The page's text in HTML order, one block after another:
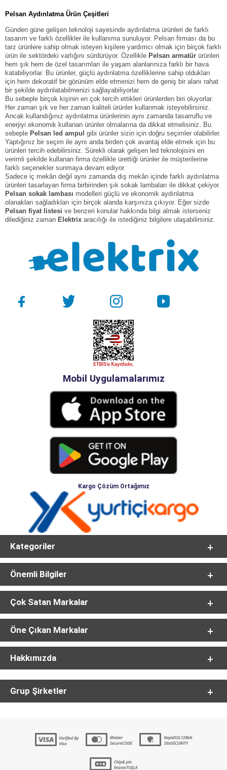
Pelsan Aydınlatma Ürün Çeşitleri
Günden güne gelişen teknoloji sayesinde aydınlatma ürünleri de farklı
tasarım ve farklı özellikler ile kullanıma sunuluyor. Pelsan firması da bu
tarz ürünlere sahip olmak isteyen kişilere yardımcı olmak için birçok farklı
ürün ile sektördeki varlığını sürdürüyor. Özellikle Pelsan armatür ürünleri
hem şık hem de özel tasarımları ile yaşam alanlarınıza farklı bir hava
katabiliyorlar. Bu ürünler, güçlü aydınlatma özelliklerine sahip oldukları
için hem dekoratif bir görünüm elde etmenizi hem de geniş bir alanı rahat
bir şekilde aydınlatabilmenizi sağlayabiliyorlar.
Bu sebeple birçok kişinin en çok tercih ettikleri ürünlerden biri oluyorlar.
Her zaman şık ve her zaman kaliteli ürünler kullanmak isteyebilirsiniz.
Ancak kullandığınız aydınlatma ürünlerinin aynı zamanda tasarruflu ve
enerjiyi ekonomik kullanan ürünler olmalarına da dikkat etmelisiniz. Bu
sebeple Pelsan led ampul gibi ürünler sizin için doğru seçimler olabilirler.
Yaptığınız bir seçim ile aynı anda birden çok avantaj elde etmek için bu
ürünleri tercih edebilirsiniz. Sürekli olarak gelişen led teknolojisini en
verimli şekilde kullanan firma özellikle ürettiği ürünler ile müşterilerine
farklı seçenekler sunmaya devam ediyor.
Sadece iç mekân değil aynı zamanda dış mekân içinde farklı aydınlatma
ürünleri tasarlayan firma birbirinden şık sokak lambaları ile dikkat çekiyor.
Pelsan sokak lambası modelleri güçlü ve ekonomik aydınlatma
olanakları sağladıkları için birçok alanda karşınıza çıkıyor. Eğer sizde
Pelsan fiyat listesi ve benzeri konular hakkında bilgi almak isterseniz
dilediğiniz zaman Elektrix aracılığı ile istediğiniz bilgilere ulaşabilirsiniz.
Mobil Uygulamalarımız
Kargo Çözüm Ortağımız
Kategoriler
Önemli Bilgiler
Çok Satan Markalar
Öne Çıkan Markalar
Hakkımızda
Grup Şirketler